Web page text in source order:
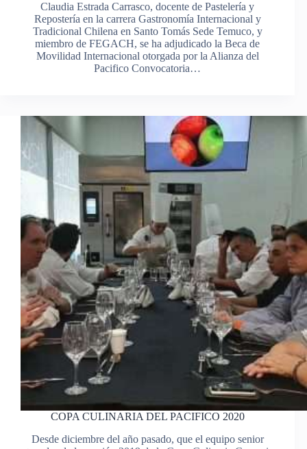
Claudia Estrada Carrasco, docente de Pastelería y
Repostería en la carrera Gastronomía Internacional y
Tradicional Chilena en Santo Tomás Sede Temuco, y
miembro de FEGACH, se ha adjudicado la Beca de
Movilidad Internacional otorgada por la Alianza del
Pacifico Convocatoria…
COPA CULINARIA DEL PACIFICO 2020
Desde diciembre del año pasado, que el equipo senior